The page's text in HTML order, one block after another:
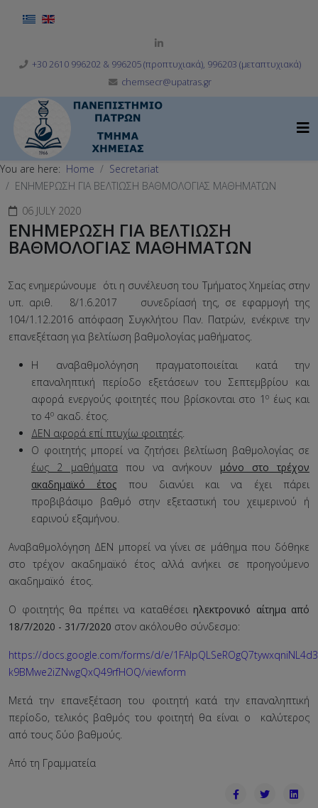
Select your language
+30 2610 996202 & 996205 (προπτυχιακά), 996203 (μεταπτυχιακά)
chemsecr@upatras.gr
You are here: Home
Secretariat
ΕΝΗΜΕΡΩΣΗ ΓΙΑ ΒΕΛΤΙΩΣΗ ΒΑΘΜΟΛΟΓΙΑΣ ΜΑΘΗΜΑΤΩΝ
06 JULY 2020
ΕΝΗΜΕΡΩΣΗ ΓΙΑ ΒΕΛΤΙΩΣΗ
ΒΑΘΜΟΛΟΓΙΑΣ ΜΑΘΗΜΑΤΩΝ
Σας ενημερώνουμε ότι η συνέλευση του Τμήματος Χημείας στην
υπ. αριθ. 8/1.6.2017 συνεδρίασή της, σε εφαρμογή της
104/1.12.2016 απόφαση Συγκλήτου Παν. Πατρών, ενέκρινε την
επανεξέταση για βελτίωση βαθμολογίας μαθήματος.
Η αναβαθμολόγηση πραγματοποιείται κατά την
επαναληπτική περίοδο εξετάσεων του Σεπτεμβρίου και
αφορά ενεργούς φοιτητές που βρίσκονται στο 1ο έως και
το 4ο ακαδ. έτος.
ΔΕΝ αφορά επί πτυχίω φοιτητές.
Ο φοιτητής μπορεί να ζητήσει βελτίωση βαθμολογίας σε
έως 2 μαθήματαπου να ανήκουν μόνο στο τρέχον
ακαδημαϊκό έτος που διανύει και να έχει πάρει
προβιβάσιμο βαθμό στην εξεταστική του χειμερινού ή
εαρινού εξαμήνου.
Αναβαθμολόγηση ΔΕΝ μπορεί να γίνει σε μάθημα που δόθηκε
στο τρέχον ακαδημαϊκό έτος αλλά ανήκει σε προηγούμενο
ακαδημαϊκό έτος.
Ο φοιτητής θα πρέπει να καταθέσει ηλεκτρονικό αίτημα από
18/7/2020 - 31/7/2020 στον ακόλουθο σύνδεσμο:
https://docs.google.com/forms/d/e/
k9BMwe2iZNwgQxQ49rfHOQ/viewform
Μετά την επανεξέταση του φοιτητή κατά την επαναληπτική
περίοδο, τελικός βαθμός του φοιτητή θα είναι ο καλύτερος
από τους δύο βαθμούς.
Από τη Γραμματεία